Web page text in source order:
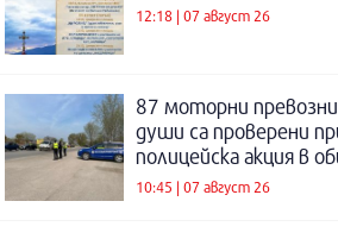
12:18 | 07 август 26
87 моторни
души са проверени
полицейска акция в
10:45 | 07 август 26